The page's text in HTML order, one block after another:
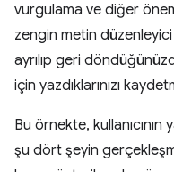
vurgulama ve diğer
zengin metin
ayrılıp geri
için yazdıklarınızı
Bu örnekte, kullanıcının
şu dört şeyin